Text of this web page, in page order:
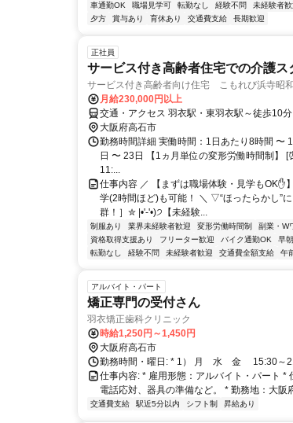
車通勤OK
職場見学可 転勤なし 経験不問 未経験者歓
夕方
賞与あり 育休あり 交通費支給 長期歓迎
正社員
サービス付き高齢者住宅での介護ス
サービス付き高齢者向け住宅 こもれび浜寺昭
月給230,000円以上
交通・アクセス 羽衣駅・東羽衣駅～徒歩10分
大阪府高石市
勤務時間詳細 実働時間：1日あたり8時間 〜
日 〜 23日 【1ヵ月単位の変形労働時間制】
11:...
仕事内容 ／ 【まずは職場体験・見学もOK✋
学(2時間ほど)も可能！ ＼ ▽“ほったらかし”
群！］✮ |•'-'•)੭【未経験...
制服あり 業界未経験者歓迎 変形労働時間制 副業・W
資格取得支援あり
フリーター歓迎 バイク通勤OK 早朝
転勤なし
経験不問 未経験者歓迎 交通費全額支給 午
アルバイト・パート
矯正専門の受付さん
羽衣矯正歯科クリニック
時給1,250円～1,450円
大阪府高石市
勤務時間・曜日: * 1） 月 水 金 15:30～
仕事内容: * 雇用形態：アルバイト・パート *
電話応対、器具の準備など。 * 勤務地：大阪
交通費支給 駅近5分以内 シフト制 昇給あり